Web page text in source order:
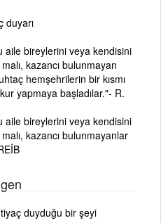
duyarı
aile bireylerini veya kendisini
kazancı bulunmayan
hemşehrilerin bir kısmı
yapmaya başladılar."- R.
aile bireylerini veya kendisini
kazancı bulunmayanlar
duyduğu bir şeyi